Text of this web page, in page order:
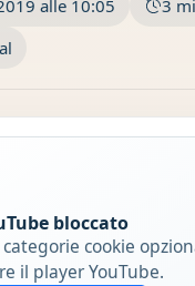
alle 10:05
3
bloccato
cookie
il player YouTube.